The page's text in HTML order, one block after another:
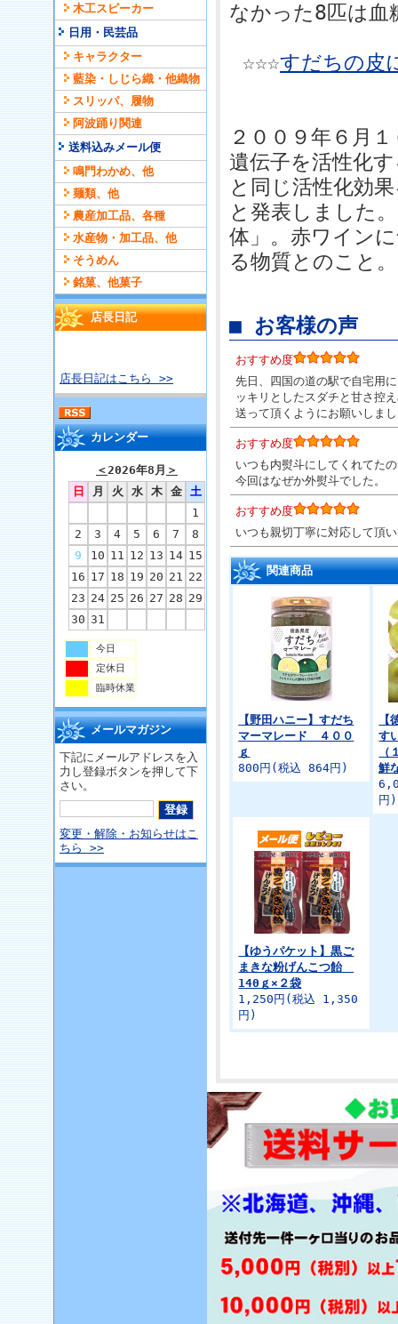
木工スピーカー
日用・民芸品
キャラクター
藍染・しじら織・他織物
スリッパ、履物
阿波踊り関連
送料込みメール便
鳴門わかめ、他
麺類、他
農産加工品、各種
水産物・加工品、他
そうめん
銘菓、他菓子
店長日記
店長日記はこちら >>
カレンダー
＜2026年8月 ＞
日
月 火 水 木 金
土
1
2
3 4 5 6 7
8
9
10 11 12 13 14 15
16 17 18 19 20 21 22
23 24 25 26 27 28 29
30 31
今日
定休日
臨時休業
メールマガジン
下記にメールアドレスを入
力し登録ボタンを押して下
さい。
変更・解除・お知らせはこ
ちら >>
なかった8匹は血
☆☆☆すだちの皮
２００９年６月
遺伝子を活性化
と同じ活性化効
と発表しました
体」。赤ワイン
る物質とのこと。
■ お客様の声
おすすめ度
先日、四国の道の駅で自宅用
ッキリとしたスダチと甘さ控
送って頂くようにお願いしま
おすすめ度
いつも内熨斗にしてくれてた
今回はなぜか外熨斗でした。
おすすめ度
いつも親切丁寧に対応して頂
関連商品
【野田ハニー】すだち
マーマレード ４００
ｇ
800円(税込 864円)
す
鮮
円)
【ゆうパケット】黒ご
まきな粉げんこつ飴
140ｇ×２袋
1,250円(税込 1,350
円)